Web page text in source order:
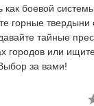
как боевой
горные
тайные
городов или
за вами!